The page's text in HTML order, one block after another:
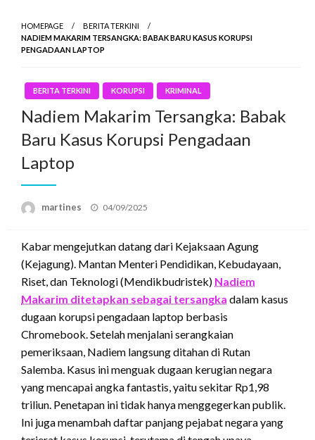
HOMEPAGE
BERITA TERKINI
NADIEM MAKARIM TERSANGKA: BABAK BARU KASUS KORUPSI
PENGADAAN LAPTOP
BERITA TERKINI KORUPSI KRIMINAL
Nadiem Makarim Tersangka: Babak
Baru Kasus Korupsi Pengadaan
Laptop
martines
Posted
04/09/2025
Kabar mengejutkan datang dari Kejaksaan Agung
(Kejagung). Mantan Menteri Pendidikan, Kebudayaan,
Riset, dan Teknologi (Mendikbudristek) Nadiem
Makarim ditetapkan sebagai tersangka dalam kasus
dugaan korupsi pengadaan laptop berbasis
Chromebook.Setelah menjalani serangkaian
pemeriksaan, Nadiem langsung ditahan di Rutan
Salemba. Kasus ini menguak dugaan kerugian negara
yang mencapai angka fantastis, yaitu sekitar Rp1,98
triliun. Penetapan ini tidak hanya menggegerkan publik.
Ini juga menambah daftar panjang pejabat negara yang